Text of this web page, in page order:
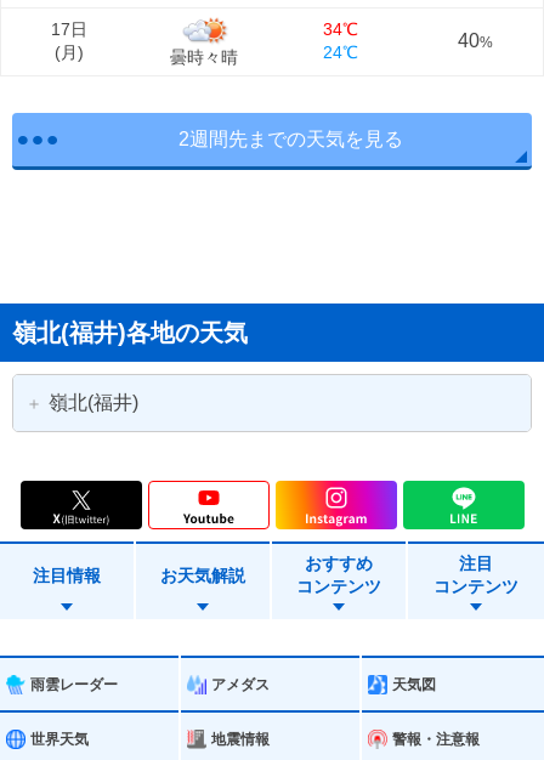
17日
(月) 曇時々晴
34℃
24℃
40%
2週間先までの天気を見る
嶺北(福井)各地の天気
嶺北(福井)
勝山市 鯖江市
あわら市 越前市
池田町
越前町
注目情報 お天気解説
おすすめ
コンテンツ
注目
コンテンツ
雨雲レーダー アメダス 天気図
世界天気 地震情報 警報・注意報